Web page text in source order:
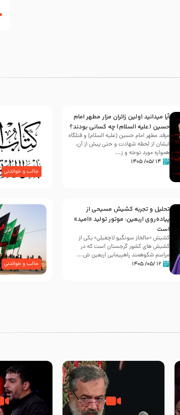
آیا میدانید اولین زائران مزار مطهر امام
حسین (علیه السلام) چه کسانی بودند؟
مرقد مطهر امام حسین (علیه السلام) و قتلگاه
ایشان از لحظه شهادت و حتی پیش از آن،
همواره مورد توجه و ز...
۱۴ /۰۵/ ۱۴۰۵
جالب و خواندنی
تحلیل و تجربه کشیش مسیحی از
پیاده‌روی اربعین: موتور تولید «امید»
است
کشیش «مالخاز سونگیو لاچفیلی» یکی از
کشیش های کشور گرجستان است که در
مراسم شکوهمند راهپیمایی اربعین ش...
۱۲ /۰۵/ ۱۴۰۵ جالب و خواندنی